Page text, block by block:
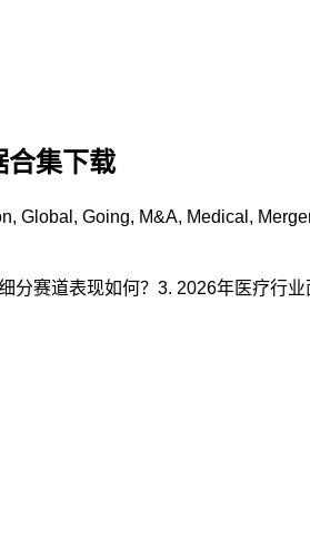
合集下载
, Global , Going, M&A, Medical ,
赛道表现如何？3. 2026年医疗行